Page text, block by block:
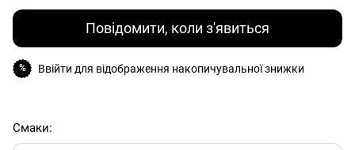
Повідомити, коли з'явиться
% Ввійти для відображення накопичувальної знижки
Смаки: